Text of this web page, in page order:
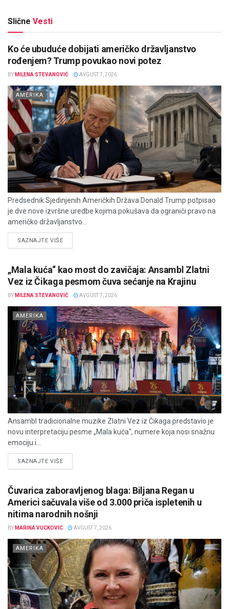
Slične Vesti
Ko će ubuduće dobijati američko državljanstvo
rođenjem? Trump povukao novi potez
BY MILENA STEVANOVIĆ AVGUST 7, 2026
AMERIKA
Predsednik Sjedinjenih Američkih Država Donald Trump potpisao
je dve nove izvršne uredbe kojima pokušava da ograniči pravo na
američko državljanstvo...
SAZNAJTE VIŠEDETAILS
„Mala kuća“ kao most do zavičaja: Ansambl Zlatni
Vez iz Čikaga pesmom čuva sećanje na Krajinu
BY MILENA STEVANOVIĆ AVGUST 7, 2026
AMERIKA
Ansambl tradicionalne muzike Zlatni Vez iz Čikaga predstavio je
novu interpretaciju pesme „Mala kuća“, numere koja nosi snažnu
emociju i...
SAZNAJTE VIŠEDETAILS
Čuvarica zaboravljenog blaga: Biljana Regan u
Americi sačuvala više od 3.000 priča ispletenih u
nitima narodnih nošnji
BY MARINA VUCKOVIC AVGUST 7, 2026
AMERIKA